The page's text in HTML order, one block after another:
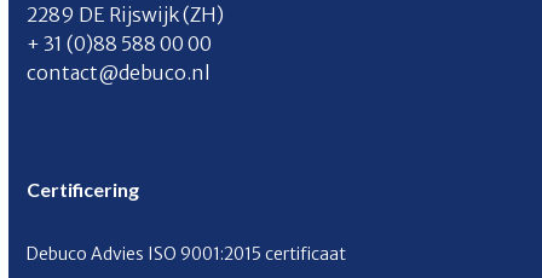
2289 DE Rijswijk (ZH)
+ 31 (0)88 588 00 00
contact@debuco.nl
Certificering
Debuco Advies ISO 9001:2015 certificaat